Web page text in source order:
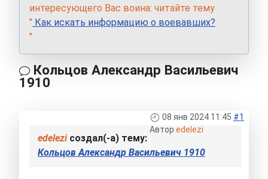
интересующего Вас воина: читайте тему
" Как искать информацию о воевавших?
"
Кольцов Александр Васильевич
1910
08 янв 2024 11:45 #1
Автор edelezi
edeleziсоздал(-а) тему:
Кольцов Александр Васильевич 1910